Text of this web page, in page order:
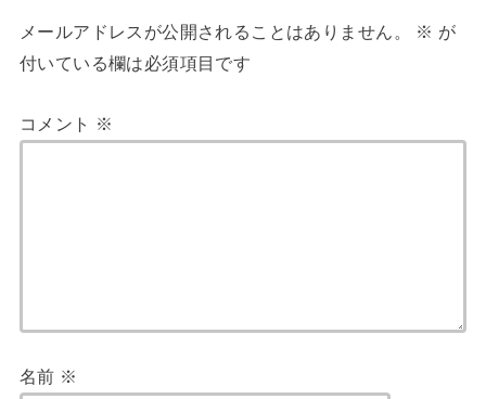
メールアドレスが公開されることはありません。 ※ が
付いている欄は必須項目です
コメント ※
名前 ※